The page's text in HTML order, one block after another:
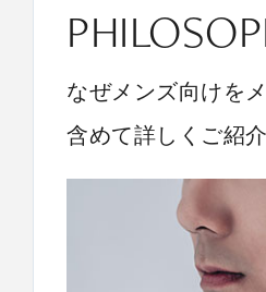
なぜメンズ向けを
含めて詳しくご紹